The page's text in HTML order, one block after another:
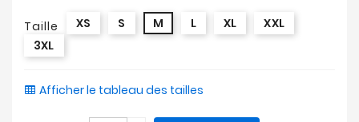
Taille XS S M L XL
XXL
3XL
Afficher le tableau des tailles